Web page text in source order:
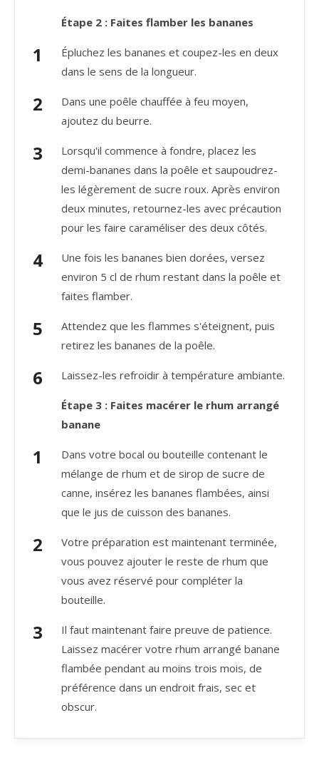
Étape 2 : Faites flamber les bananes
Épluchez les bananes et coupez-les en deux
dans le sens de la longueur.
Dans une poêle chauffée à feu moyen,
ajoutez du beurre.
Lorsqu'il commence à fondre, placez les
demi-bananes dans la poêle et saupoudrez-
les légèrement de sucre roux. Après environ
deux minutes, retournez-les avec précaution
pour les faire caraméliser des deux côtés.
Une fois les bananes bien dorées, versez
environ 5 cl de rhum restant dans la poêle et
faites flamber.
Attendez que les flammes s'éteignent, puis
retirez les bananes de la poêle.
Laissez-les refroidir à température ambiante.
Étape 3 : Faites macérer le rhum arrangé
banane
Dans votre bocal ou bouteille contenant le
mélange de rhum et de sirop de sucre de
canne, insérez les bananes flambées, ainsi
que le jus de cuisson des bananes.
Votre préparation est maintenant terminée,
vous pouvez ajouter le reste de rhum que
vous avez réservé pour compléter la
bouteille.
Il faut maintenant faire preuve de patience.
Laissez macérer votre rhum arrangé banane
flambée pendant au moins trois mois, de
préférence dans un endroit frais, sec et
obscur.